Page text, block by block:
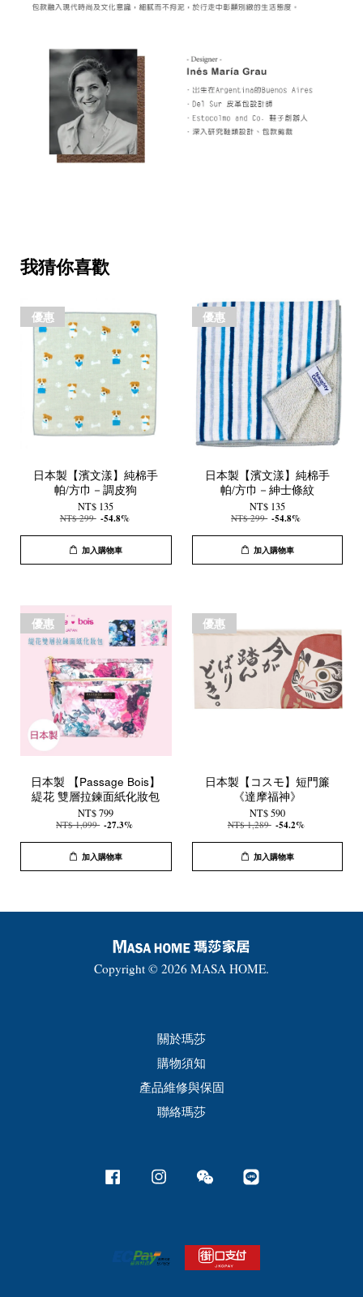
我猜你喜歡
優惠
日本製【濱文漾】純棉手
帕/方巾－調皮狗
NT$ 135
NT$ 299 -54.8%
加入購物車
優惠
日本製【濱文漾】純棉手
帕/方巾－紳士條紋
NT$ 135
NT$ 299 -54.8%
加入購物車
優惠
日本製 【Passage Bois】
緹花 雙層拉鍊面紙化妝包
NT$ 799
NT$ 1,099 -27.3%
加入購物車
優惠
日本製【コスモ】短門簾
《達摩福神》
NT$ 590
NT$ 1,289 -54.2%
加入購物車
Copyright © 2026 MASA HOME.
關於瑪莎
購物須知
產品維修與保固
聯絡瑪莎
Facebook Instagram Wechat